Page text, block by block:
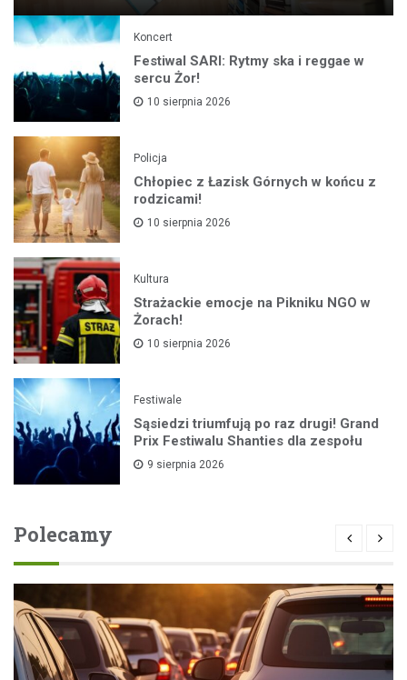
Koncert
Festiwal SARI: Rytmy ska i reggae w
sercu Żor!
10 sierpnia 2026
Policja
Chłopiec z Łazisk Górnych w końcu z
rodzicami!
10 sierpnia 2026
Kultura
Strażackie emocje na Pikniku NGO w
Żorach!
10 sierpnia 2026
Festiwale
Sąsiedzi triumfują po raz drugi! Grand
Prix Festiwalu Shanties dla zespołu
9 sierpnia 2026
Polecamy